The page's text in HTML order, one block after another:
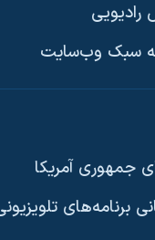
سبک وب‌سایت
جمهوری آمریکا
برنامه‌های